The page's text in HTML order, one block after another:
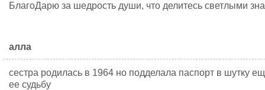
БлагоДарю за шедрость души, что делитесь светлыми
алла
сестра родилась в 1964 но подделала паспорт в шутку
ее судьбу